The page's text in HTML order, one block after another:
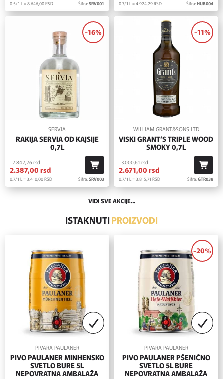
0.5/1 L = 8.646,00RSD Šifra:SRV001 0.7/1 L = 4.924,29RSD Šifra:HUB004
-16%
SERVIA
RAKIJA SERVIA OD KAJSIJE
0,7L
2.842,26rsd
2.387,00 rsd
0.7/1 L = 3.410,00RSD Šifra:SRV003
-11%
WILLIAM GRANT&SONS LTD
VISKI GRANT’S TRIPLE WOOD
SMOKY 0,7L
3.000,61rsd
2.671,00 rsd
0.7/1 L = 3.815,71 RSD Šifra:GTR038
VIDI SVE AKCIJE...
ISTAKNUTI PROIZVODI
PIVARA PAULANER
PIVO PAULANER MINHENSKO
SVETLO BURE 5L
NEPOVRATNA AMBALAŽA
-20%
PIVARA PAULANER
PIVO PAULANER PŠENIČNO
SVETLO 5L BURE
NEPOVRATNA AMBALAŽA